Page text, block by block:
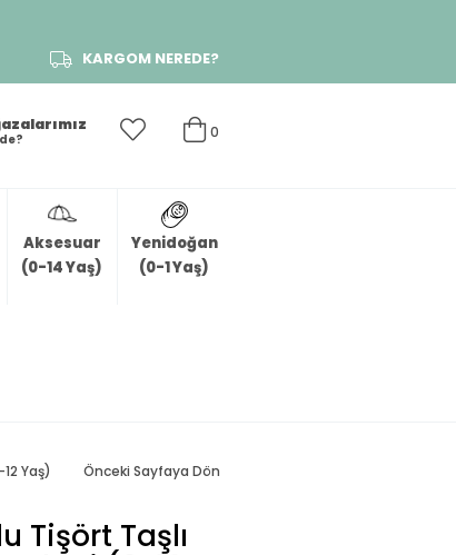
KARGOM NEREDE?
0
Aksesuar
(0-14 Yaş)
Yenidoğan
(0-1 Yaş)
Yaş) Önceki Sayfaya Dön
Tişört Taşlı